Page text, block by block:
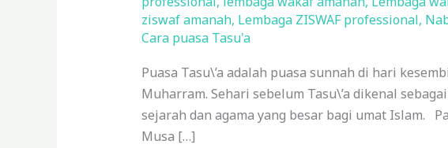
ziswaf amanah, Lembaga ZISWAF professional,
Cara puasa Tasu'a
Puasa Tasu\’a adalah puasa sunnah di hari
Muharram. Sehari sebelum Tasu\’a dikenal
sejarah dan agama yang besar bagi umat Islam.
Musa […]
Jadwal,
Keutamaan,
Tata
Caranya